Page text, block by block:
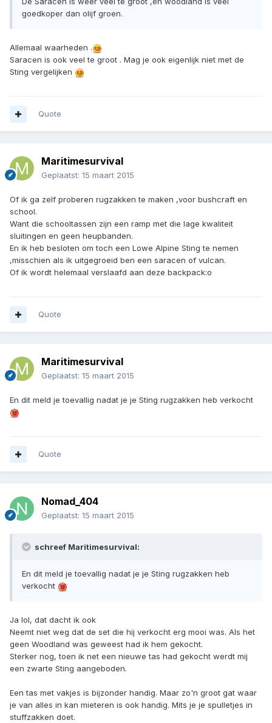
goedkoper dan olijf groen.
Allemaal waarheden .
Saracen is ook veel te groot . Mag je ook eigenlijk niet met de
Sting vergelijken
Quote
Maritimesurvival
Geplaatst: 15 maart 2015
Of ik ga zelf proberen rugzakken te maken ,voor bushcraft en
school.
Want die schooltassen zijn een ramp met die lage kwaliteit
sluitingen en geen heupbanden.
En ik heb besloten om toch een Lowe Alpine Sting te nemen
,misschien als ik uitgegroeid ben een saracen of vulcan.
Of ik wordt helemaal verslaafd aan deze backpack:o
Quote
Maritimesurvival
Geplaatst: 15 maart 2015
En dit meld je toevallig nadat je je Sting rugzakken heb verkocht
Quote
Nomad_404
Geplaatst: 15 maart 2015
schreef Maritimesurvival:
En dit meld je toevallig nadat je je Sting rugzakken heb
verkocht
Ja lol, dat dacht ik ook
Neemt niet weg dat de set die hij verkocht erg mooi was. Als het
geen Woodland was geweest had ik hem gekocht.
Sterker nog, toen ik net een nieuwe tas had gekocht werdt mij
een zwarte Sting aangeboden.
Een tas met vakjes is bijzonder handig. Maar zo'n groot gat waar
je van alles in kan mieteren is ook handig. Mits je je spulletjes in
stuffzakken doet.